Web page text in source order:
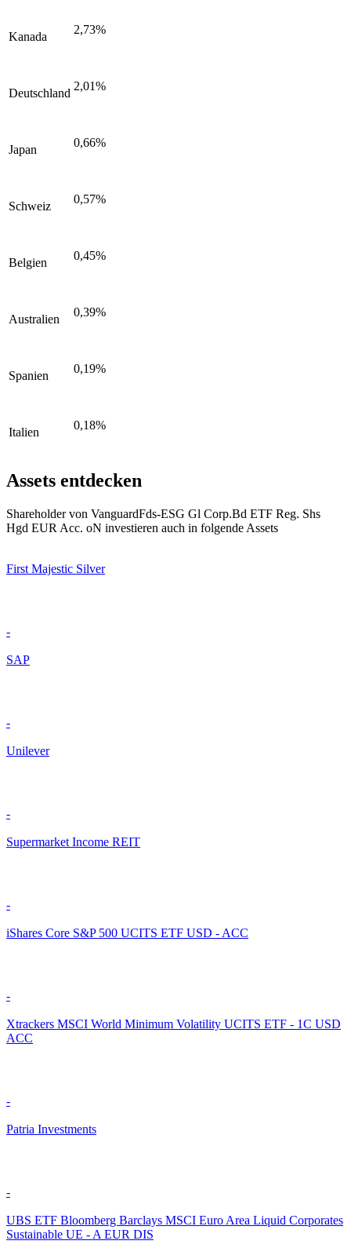
Kanada
2,73%
Deutschland
2,01%
Japan
0,66%
Schweiz
0,57%
Belgien
0,45%
Australien
0,39%
Spanien
0,19%
Italien
0,18%
Assets entdecken
Shareholder von VanguardFds-ESG Gl Corp.Bd ETF Reg. Shs
Hgd EUR Acc. oN investieren auch in folgende Assets
First Majestic Silver
-
SAP
-
Unilever
-
Supermarket Income REIT
-
iShares Core S&P 500 UCITS ETF USD - ACC
-
Xtrackers MSCI World Minimum Volatility UCITS ETF - 1C USD
ACC
-
Patria Investments
-
UBS ETF Bloomberg Barclays MSCI Euro Area Liquid Corporates
Sustainable UE - A EUR DIS